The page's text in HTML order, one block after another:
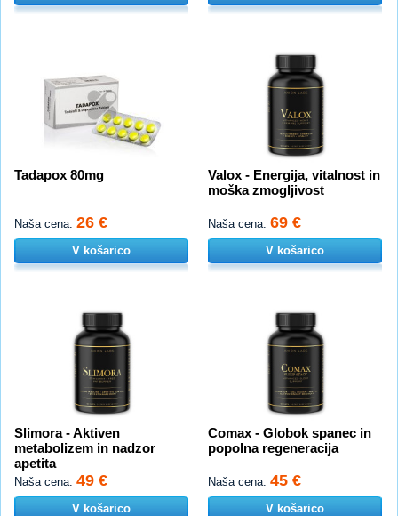
Tadapox 80mg
Naša cena: 26 €
V košarico
Valox - Energija, vitalnost in
moška zmogljivost
Naša cena: 69 €
V košarico
Slimora - Aktiven
metabolizem in nadzor
apetita
Naša cena: 49 €
V košarico
Comax - Globok spanec in
popolna regeneracija
Naša cena: 45 €
V košarico